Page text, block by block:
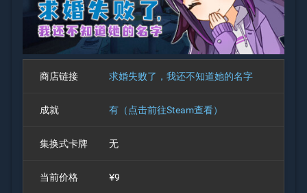
商店链接 求婚失败了，我还不知道她的名字
成就 有（点击前往Steam查看）
集换式卡牌 无
当前价格 ¥9